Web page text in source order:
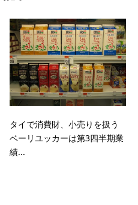
タイで消費財、小売りを扱う
ベーリユッカーは第3四半期業
績...